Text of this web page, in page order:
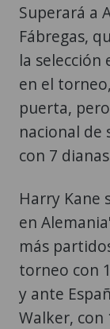
Superará a
Fábregas,
la
en el
puerta,
nacional de
con 7
Harry Kane
en
más
torneo con
y ante
Walker, con